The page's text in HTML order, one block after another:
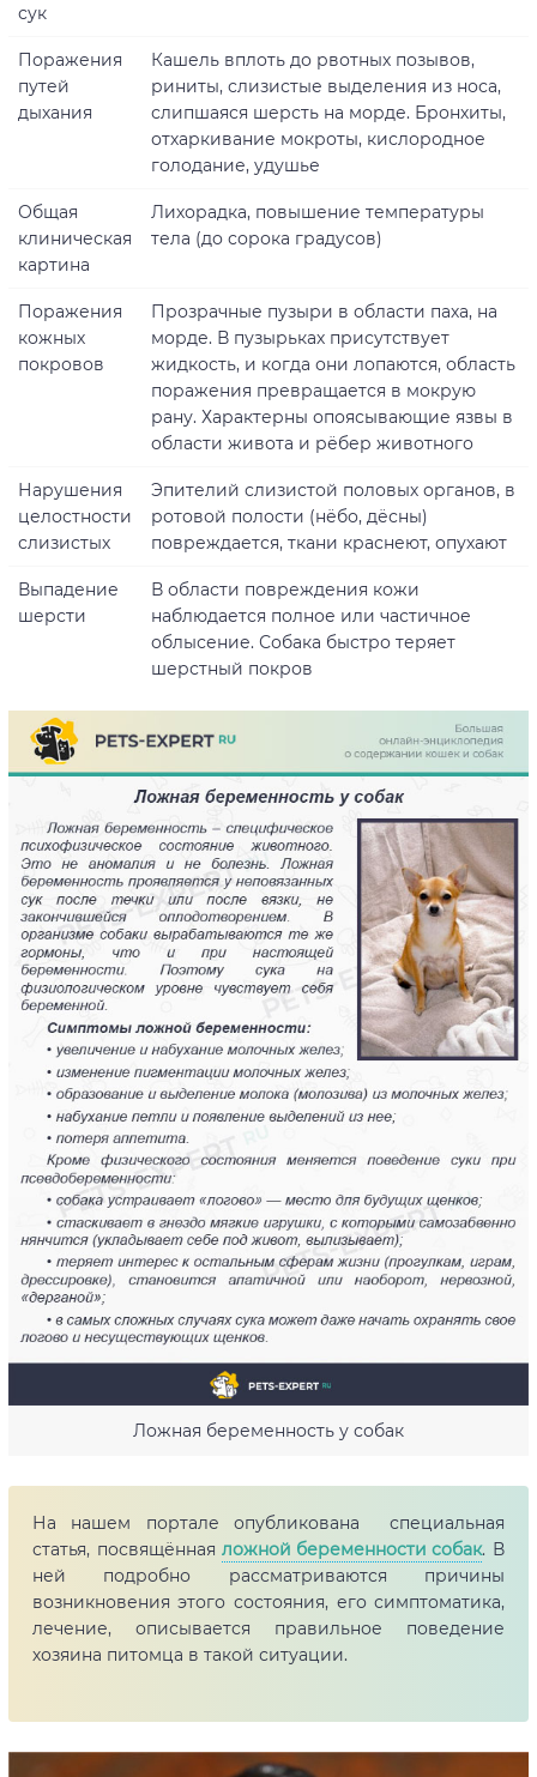
сук
Поражения
путей
дыхания
Кашель вплоть до рвотных позывов,
риниты, слизистые выделения из носа,
слипшаяся шерсть на морде. Бронхиты,
отхаркивание мокроты, кислородное
голодание, удушье
Общая
клиническая
картина
Лихорадка, повышение температуры
тела (до сорока градусов)
Поражения
кожных
покровов
Прозрачные пузыри в области паха, на
морде. В пузырьках присутствует
жидкость, и когда они лопаются, область
поражения превращается в мокрую
рану. Характерны опоясывающие язвы в
области живота и рёбер животного
Нарушения
целостности
слизистых
Эпителий слизистой половых органов, в
ротовой полости (нёбо, дёсны)
повреждается, ткани краснеют, опухают
Выпадение
шерсти
В области повреждения кожи
наблюдается полное или частичное
облысение. Собака быстро теряет
шерстный покров
Ложная беременность у собак
На нашем портале опубликована специальная
статья, посвящённаяложной беременности собак. В
ней подробно рассматриваются причины
возникновения этого состояния, его симптоматика,
лечение, описывается правильное поведение
хозяина питомца в такой ситуации.